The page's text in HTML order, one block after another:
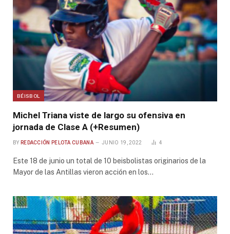
BÉISBOL
Michel Triana viste de largo su ofensiva en
jornada de Clase A (+Resumen)
BY REDACCIÓN PELOTA CUBANA JUNIO 19, 2022 4
Este 18 de junio un total de 10 beisbolistas originarios de la
Mayor de las Antillas vieron acción en los…